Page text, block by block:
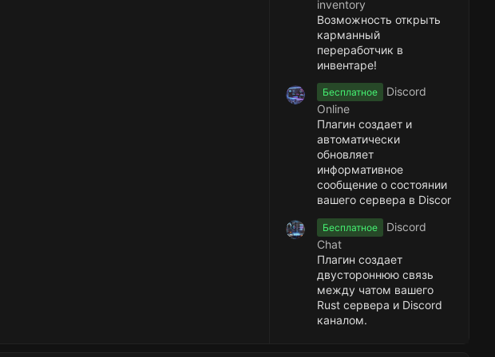
inventory
Возможность открыть
карманный
переработчик в
инвентаре!
Бесплатное
Discord
Online
Плагин создает и
автоматически
обновляет
информативное
сообщение о состоянии
вашего сервера в Discor
Бесплатное
Discord
Chat
Плагин создает
двустороннюю связь
между чатом вашего
Rust сервера и Discord
каналом.